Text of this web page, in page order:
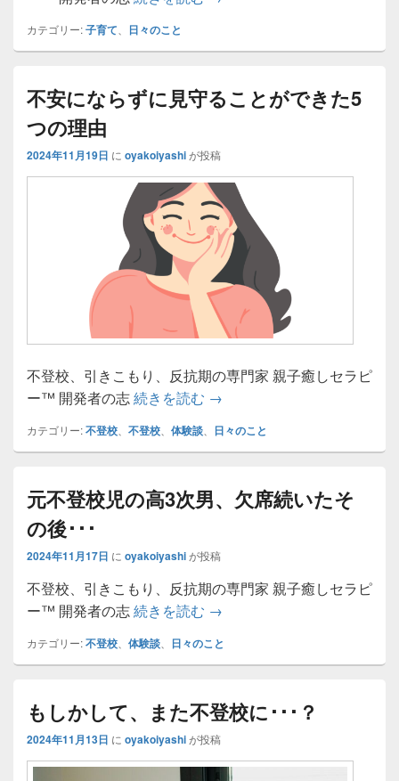
カテゴリー:子育て 日々のこと
不安にならずに見守ることができた5
つの理由
2024年11月19日 に oyakoiyashiが投稿
不登校、引きこもり、反抗期の専門家 親子癒しセラピ
ー™ 開発者の志続きを読む 不安にならずに見守ること
→
カテゴリー:不登校、 不登校、 体験談、 日々のこと
元不登校児の高3次男、欠席続いたそ
の後･･･
2024年11月17日 に oyakoiyashiが投稿
不登校、引きこもり、反抗期の専門家 親子癒しセラピ
ー™ 開発者の志続きを読む 元不登校児の高3次男、欠席
→
カテゴリー:不登校、 体験談、 日々のこと
もしかして、また不登校に･･･？
2024年11月13日 に oyakoiyashiが投稿